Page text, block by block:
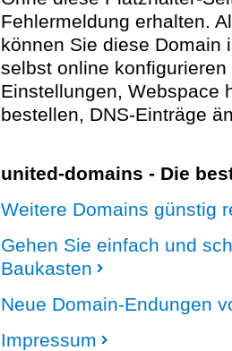
Fehlermeldung erhalten.
können Sie diese Domain
selbst online
Einstellungen, Webspace
bestellen, DNS-Einträge
united-domains - Die
Weitere Domains günstig
Gehen Sie einfach und
Baukasten
Neue Domain-Endungen
Impressum